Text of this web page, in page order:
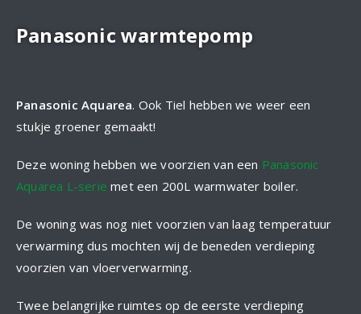
Panasonic warmtepomp
Panasonic Aquarea. Ook Tiel hebben we weer een
stukje groener gemaakt!
Deze woning hebben we voorzien van een Panasonic
Aquarea L-serie met een 200L warmwater boiler.
De woning was nog niet voorzien van laag temperatuur
verwarming dus mochten wij de beneden verdieping
voorzien van vloerverwarming.
Twee belangrijke ruimtes op de eerste verdieping